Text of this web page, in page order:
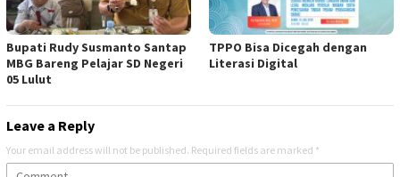
Bupati Rudy Susmanto Santap
MBG Bareng Pelajar SD Negeri
05 Lulut
TPPO Bisa Dicegah dengan
Literasi Digital
Leave a Reply
Your email address will not be published. Required fields are marked *